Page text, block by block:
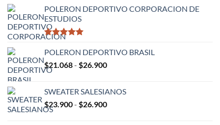
$16.900
POLERON DEPORTIVO CORPORACION DE
ESTUDIOS
con 5.00
POLERON DEPORTIVO BRASIL
$21.068- $26.900Rango
desde
$21.068
SWEATER SALESIANOS
$23.900- $26.900Rango